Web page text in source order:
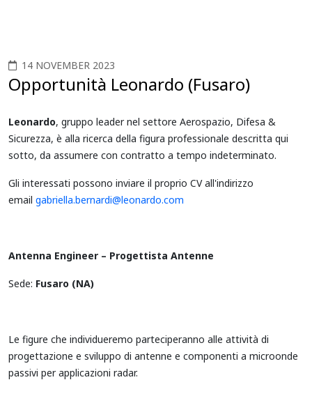
14 NOVEMBER 2023
Opportunità Leonardo (Fusaro)
Leonardo, gruppo leader nel settore Aerospazio, Difesa &
Sicurezza, è alla ricerca della figura professionale descritta qui
sotto, da assumere con contratto a tempo indeterminato.
Gli interessati possono inviare il proprio CV all'indirizzo
email gabriella.bernardi@leonardo.com
Antenna Engineer – Progettista Antenne
Sede: Fusaro (NA)
Le figure che individueremo parteciperanno alle attività di
progettazione e sviluppo di antenne e componenti a microonde
passivi per applicazioni radar.